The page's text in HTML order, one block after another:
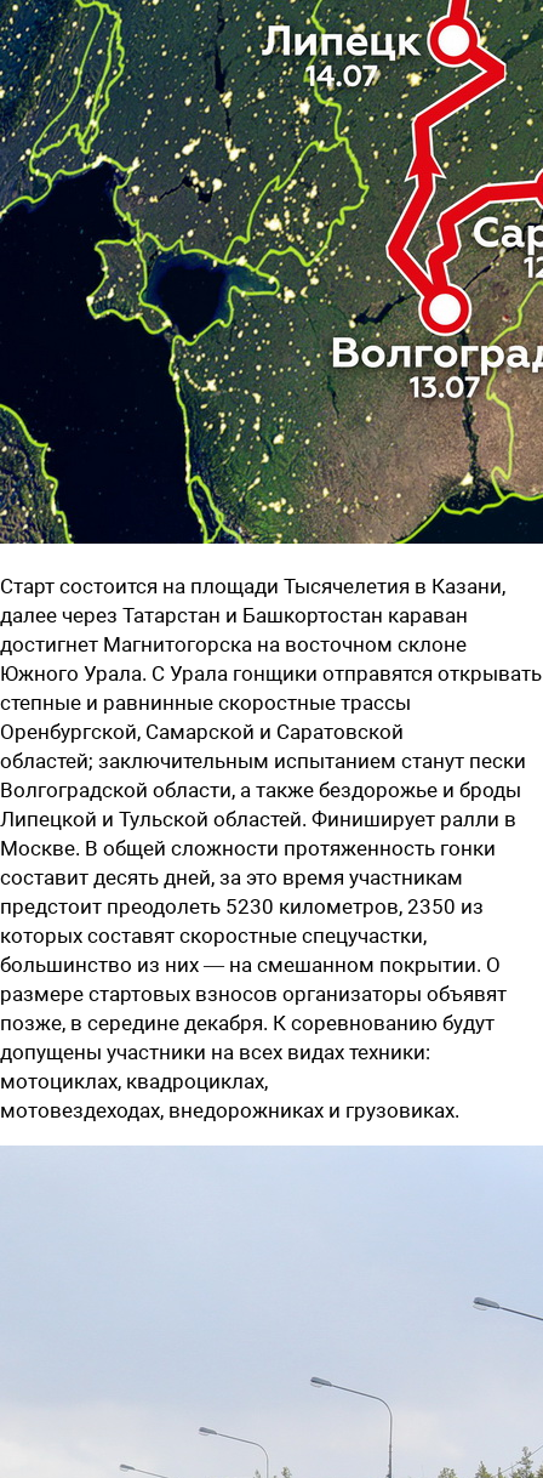
Старт состоится на площади Тысячелетия в Казани,
далее через Татарстан и Башкортостан караван
достигнет Магнитогорска на восточном склоне
Южного Урала. С Урала гонщики отправятся открывать
степные и равнинные скоростные трассы
Оренбургской, Самарской и Саратовской
областей; заключительным испытанием станут пески
Волгоградской области, а также бездорожье и броды
Липецкой и Тульской областей. Финиширует ралли в
Москве. В общей сложности протяженность гонки
составит десять дней, за это время участникам
предстоит преодолеть 5230 километров, 2350 из
которых составят скоростные спецучастки,
большинство из них — на смешанном покрытии. О
размере стартовых взносов организаторы объявят
позже, в середине декабря. К соревнованию будут
допущены участники на всех видах техники:
мотоциклах, квадроциклах,
мотовездеходах, внедорожниках и грузовиках.